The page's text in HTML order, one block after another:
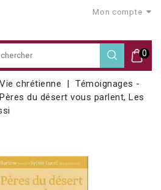
Mon compte
0
Vie chrétienne
Témoignages -
du désert vous parlent, Les